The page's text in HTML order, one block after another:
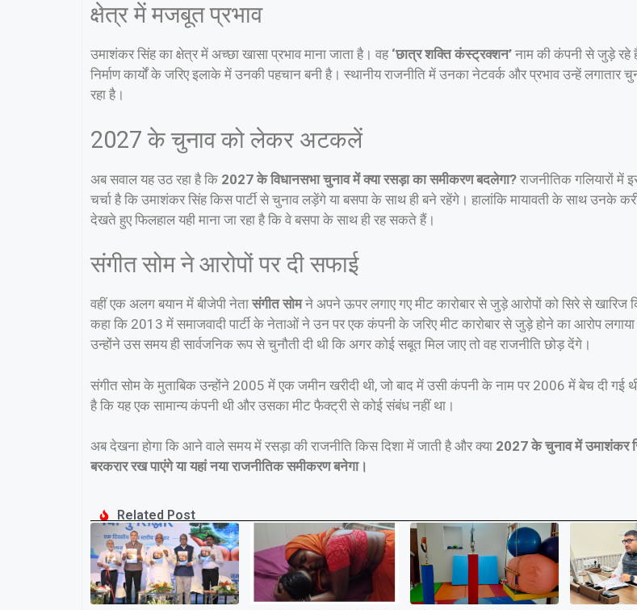
क्षेत्र में मजबूत प्रभाव
उमाशंकर सिंह का क्षेत्र में अच्छा खासा प्रभाव माना जाता है। वह ‘छात्र शक्ति कंस्ट्रक्शन’ नाम की कंपनी से जुड़े
निर्माण कार्यों के जरिए इलाके में उनकी पहचान बनी है। स्थानीय राजनीति में उनका नेटवर्क और प्रभाव उन्हें लगातार
रहा है।
2027 के चुनाव को लेकर अटकलें
अब सवाल यह उठ रहा है कि 2027 के विधानसभा चुनाव में क्या रसड़ा का समीकरण बदलेगा? राजनीतिक गलियारों में
चर्चा है कि उमाशंकर सिंह किस पार्टी से चुनाव लड़ेंगे या बसपा के साथ ही बने रहेंगे। हालांकि मायावती के साथ उनके
देखते हुए फिलहाल यही माना जा रहा है कि वे बसपा के साथ ही रह सकते हैं।
संगीत सोम ने आरोपों पर दी सफाई
वहीं एक अलग बयान में बीजेपी नेता संगीत सोमने अपने ऊपर लगाए गए मीट कारोबार से जुड़े आरोपों को सिरे से खारिज
कहा कि 2013 में समाजवादी पार्टी के नेताओं ने उन पर एक कंपनी के जरिए मीट कारोबार से जुड़े होने का आरोप
उन्होंने उस समय ही सार्वजनिक रूप से चुनौती दी थी कि अगर कोई सबूत मिल जाए तो वह राजनीति छोड़ देंगे।
संगीत सोम के मुताबिक उन्होंने 2005 में एक जमीन खरीदी थी, जो बाद में उसी कंपनी के नाम पर 2006 में बेच दी गई
है कि यह एक सामान्य कंपनी थी और उसका मीट फैक्ट्री से कोई संबंध नहीं था।
अब देखना होगा कि आने वाले समय में रसड़ा की राजनीति किस दिशा में जाती है और क्या 2027 के चुनाव में उमाशंकर
बरकरार रख पाएंगे या यहां नया राजनीतिक समीकरण बनेगा।
Related Post